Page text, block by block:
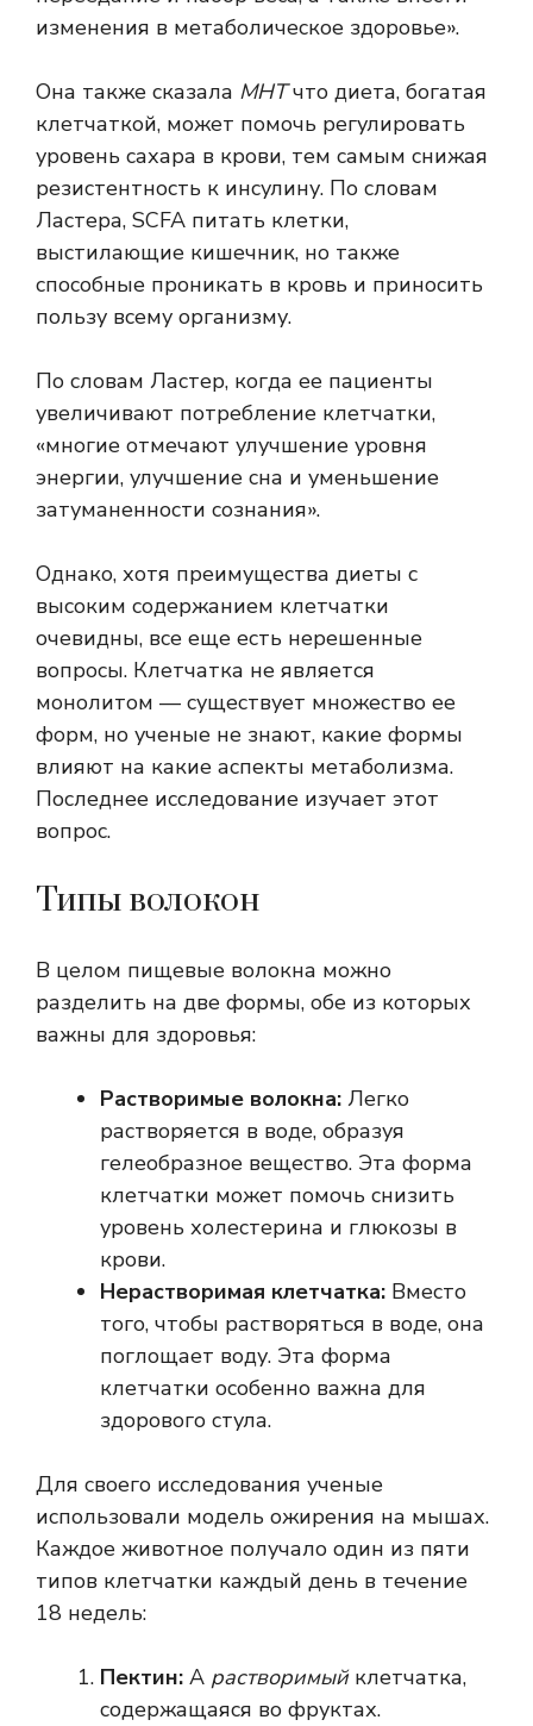
изменения в метаболическое здоровье».
Она также сказала МНТчто диета, богатая
клетчаткой, может помочь регулировать
уровень сахара в крови, тем самым снижая
резистентность к инсулину. По словам
Ластера, SCFA питать клетки,
выстилающие кишечник, но также
способные проникать в кровь и приносить
пользу всему организму.
По словам Ластер, когда ее пациенты
увеличивают потребление клетчатки,
«многие отмечают улучшение уровня
энергии, улучшение сна и уменьшение
затуманенности сознания».
Однако, хотя преимущества диеты с
высоким содержанием клетчатки
очевидны, все еще есть нерешенные
вопросы. Клетчатка не является
монолитом — существует множество ее
форм, но ученые не знают, какие формы
влияют на какие аспекты метаболизма.
Последнее исследование изучает этот
вопрос.
Типы волокон
В целом пищевые волокна можно
разделить на две формы, обе из которых
важны для здоровья:
Растворимые волокна: Легко
растворяется в воде, образуя
гелеобразное вещество. Эта форма
клетчатки может помочь снизить
уровень холестерина и глюкозы в
крови.
Нерастворимая клетчатка: Вместо
того, чтобы растворяться в воде, она
поглощает воду. Эта форма
клетчатки особенно важна для
здорового стула.
Для своего исследования ученые
использовали модель ожирения на мышах.
Каждое животное получало один из пяти
типов клетчатки каждый день в течение
18 недель:
Пектин: А растворимыйклетчатка,
содержащаяся во фруктах.